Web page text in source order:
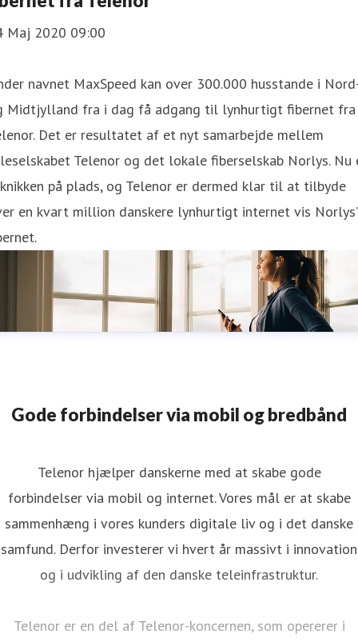
Maj 2020 09:00
navnet MaxSpeed kan over 300.000 husstande i
Midtjylland fra i dag få adgang til lynhurtigt fibernet fra
Det er resultatet af et nyt samarbejde mellem
Telenor og det lokale fiberselskab Norlys. Nu
på plads, og Telenor er dermed klar til at tilbyde
en kvart million danskere lynhurtigt internet vis Norlys’
Gode forbindelser via mobil og bredbånd
Telenor hjælper danskerne med at skabe gode
forbindelser via mobil og internet. Vores mål er at skabe
sammenhæng i vores kunders digitale liv og i det danske
samfund. Derfor investerer vi hvert år massivt i innovation
og i udvikling af den danske teleinfrastruktur.
Telenor er en del af Telenor-koncernen, som opererer i